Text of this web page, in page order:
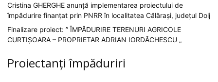
Cristina GHERGHE anunță implementarea proiectului de
împădurire finanțat prin PNRR în localitatea Călărași, județul Dolj
Finalizare proiect: ” ÎMPĂDURIRE TERENURI AGRICOLE
CURTIȘOARA – PROPRIETAR ADRIAN IORDĂCHESCU „
Proiectanți împăduriri